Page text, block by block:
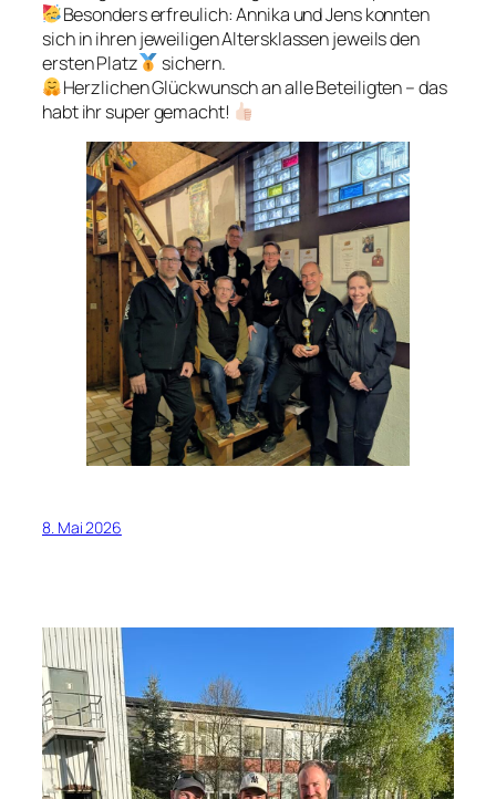
Besonders erfreulich: Annika und Jens konnten
sich in ihren jeweiligen Altersklassen jeweils den
ersten Platz
sichern.
Herzlichen Glückwunsch an alle Beteiligten – das
habt ihr super gemacht!
8. Mai 2026